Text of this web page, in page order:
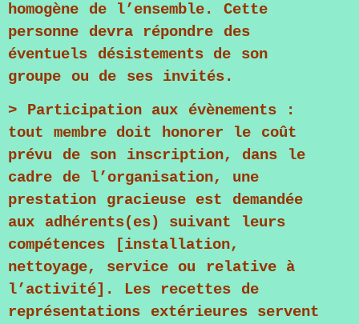
homogène de l’ensemble. Cette
personne devra répondre des
éventuels désistements de son
groupe ou de ses invités.
> Participation aux évènements :
tout membre doit honorer le coût
prévu de son inscription, dans le
cadre de l’organisation, une
prestation gracieuse est demandée
aux adhérents(es) suivant leurs
compétences [installation,
nettoyage, service ou relative à
l’activité]. Les recettes de
représentations extérieures servent